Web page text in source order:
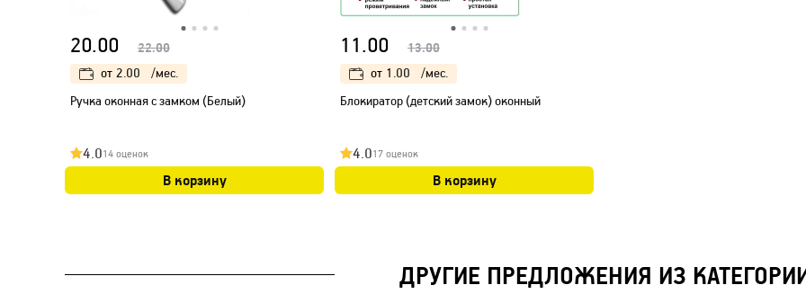
20.00 22.00
от 2.00
/мес.
Ручка оконная с замком (Белый)
4.014 оценок
В корзину
11.00 13.00
от 1.00
/мес.
Блокиратор (детский замок) оконный
4.017 оценок
В корзину
ДРУГИЕ ПРЕДЛОЖЕНИЯ ИЗ